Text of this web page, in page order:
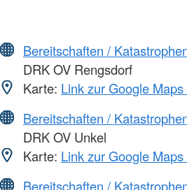
Bereitschaften /
DRK OV Rengsdorf
Karte: Link zur Google
Bereitschaften /
DRK OV Unkel
Karte: Link zur Google
Bereitschaften /